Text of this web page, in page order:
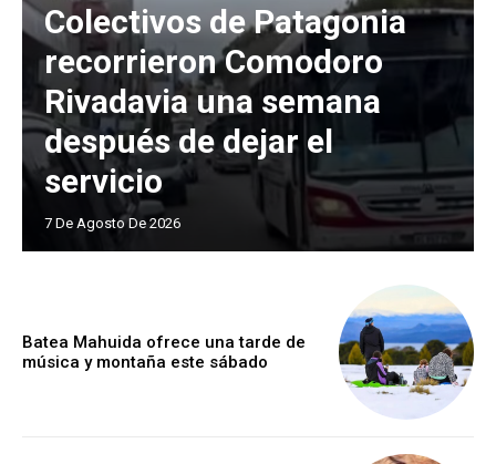
Colectivos de Patagonia
recorrieron Comodoro
Rivadavia una semana
después de dejar el
servicio
7 De Agosto De 2026
Batea Mahuida ofrece una tarde de
música y montaña este sábado